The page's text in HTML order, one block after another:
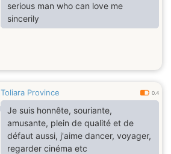
serious man who can love me
sincerily
Toliara Province 0.4
Je suis honnête, souriante,
amusante, plein de qualité et de
défaut aussi, j'aime dancer, voyager,
regarder cinéma etc